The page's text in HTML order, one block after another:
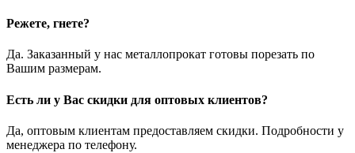
Режете, гнете?
Да. Заказанный у нас металлопрокат готовы порезать по
Вашим размерам.
Есть ли у Вас скидки для оптовых клиентов?
Да, оптовым клиентам предоставляем скидки. Подробности у
менеджера по телефону.